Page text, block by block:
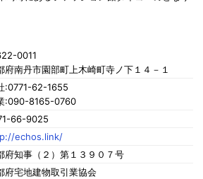
0011
府南丹市園部町上木崎町寺ノ下１４－１
:0771-62-1655
:090-8165-0760
66-9025
echos.link/
府知事（２）第１３９０７号
府宅地建物取引業協会